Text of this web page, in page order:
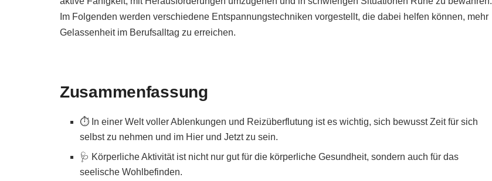
Im Folgenden werden verschiedene Entspannungstechniken vorgestellt, die dabei helfen können, mehr
Gelassenheit im Berufsalltag zu erreichen.
Zusammenfassung
⏱️ In einer Welt voller Ablenkungen und Reizüberflutung ist es wichtig, sich bewusst Zeit für sich
selbst zu nehmen und im Hier und Jetzt zu sein.
🩺 Körperliche Aktivität ist nicht nur gut für die körperliche Gesundheit, sondern auch für das
seelische Wohlbefinden.